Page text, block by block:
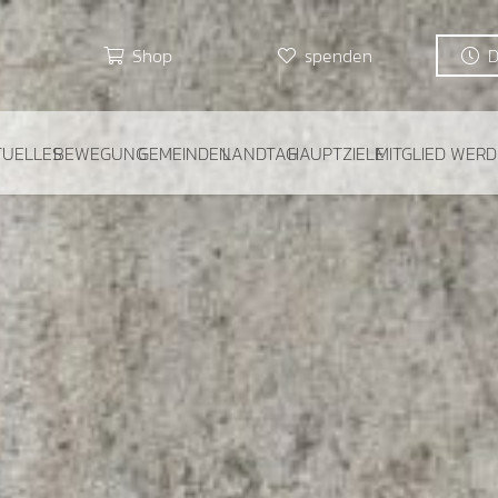
Shop spenden
BEWEGUNGGEMEINDENLANDTAGHAUPTZIELEMITGLIED